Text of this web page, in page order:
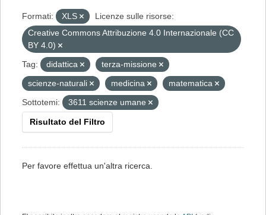
Formati: XLS
Licenze sulle risorse:
Creative Commons Attribuzione 4.0 Internazionale (CC
BY 4.0)
Tag:
didattica
terza-missione
scienze-naturali
medicina
matematica
Sottotemi:
3611 scienze umane
Risultato del Filtro
Per favore effettua un'altra ricerca.